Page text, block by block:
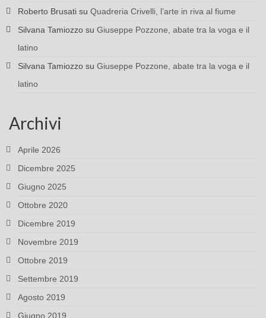
Roberto Brusati su Quadreria Crivelli, l’arte in riva al fiume
Silvana Tamiozzo su Giuseppe Pozzone, abate tra la voga e il
latino
Silvana Tamiozzo su Giuseppe Pozzone, abate tra la voga e il
latino
Archivi
Aprile 2026
Dicembre 2025
Giugno 2025
Ottobre 2020
Dicembre 2019
Novembre 2019
Ottobre 2019
Settembre 2019
Agosto 2019
Giugno 2019